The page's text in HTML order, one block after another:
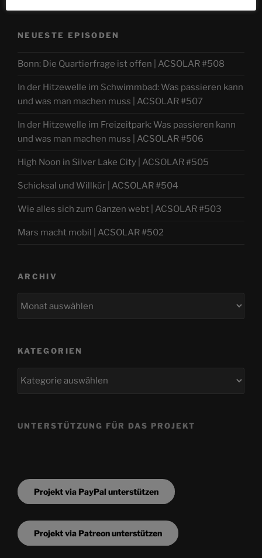
NEUESTE EPISODEN
Bonn: Die Quartierfrage ist offen | ACSOLAR #508
In der Hitzewelle im Schwimmbad: Was passieren kann
und was man machen muss | ACSOLAR #507
In der Hitzewelle im Freizeitpark: Was passieren kann
und was man machen muss | ACSOLAR #506
High Noon in Silver Lake City | ACSOLAR #505
Schicksal und Willkür | ACSOLAR #504
Wie alles sich zum Ganzen webt | ACSOLAR #503
Mars macht mobil | ACSOLAR #502
ARCHIV
KATEGORIEN
UNTERSTÜTZUNG FÜR DAS PROJEKT
Projekt via PayPal unterstützen
Projekt via Patreon unterstützen